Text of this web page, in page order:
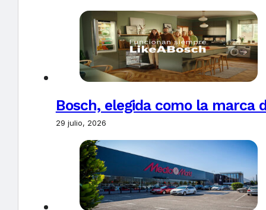
Bosch, elegida como la marca
29 julio, 2026